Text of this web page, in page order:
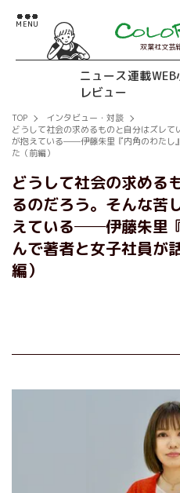
双葉社文芸
ニュース連載
レビュー
TOP
インタビュー・対談
どうして社会の求めるものと自分はズレ
が抱えている──伊藤朱里『内角のわたし
た（前編）
どうして社会の求める
るのだろう。そんな苦
えている──伊藤朱里
んで著者と女子社員が
編）